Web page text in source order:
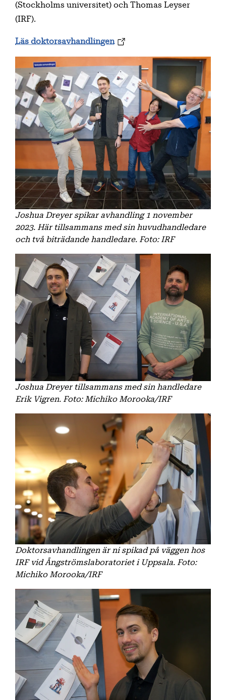
(Stockholms universitet) och Thomas Leyser
(IRF).
Läs doktorsavhandlingen
Joshua Dreyer spikar avhandling 1 november
2023. Här tillsammans med sin huvudhandledare
och två biträdande handledare. Foto: IRF
Joshua Dreyer tillsammans med sin handledare
Erik Vigren. Foto: Michiko Morooka/IRF
Doktorsavhandlingen är ni spikad på väggen hos
IRF vid Ångströmslaboratoriet i Uppsala. Foto:
Michiko Morooka/IRF